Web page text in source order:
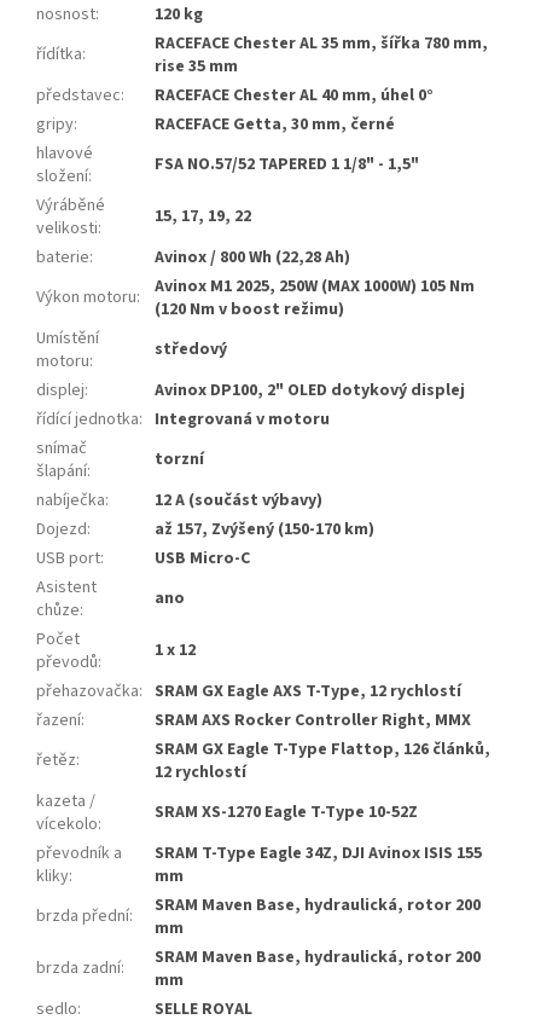
nosnost:
120 kg
řídítka:
RACEFACE Chester AL 35 mm, šířka 780 mm,
rise 35 mm
představec:
RACEFACE Chester AL 40 mm, úhel 0°
gripy:
RACEFACE Getta, 30 mm, černé
hlavové
složení:
FSA NO.57/52 TAPERED 1 1/8" - 1,5"
Výráběné
velikosti:
15, 17, 19, 22
baterie:
Avinox / 800 Wh (22,28 Ah)
Výkon motoru:
Avinox M1 2025, 250W (MAX 1000W) 105 Nm
(120 Nm v boost režimu)
Umístění
motoru:
středový
displej:
Avinox DP100, 2" OLED dotykový displej
řídící jednotka: Integrovaná v motoru
snímač
šlapání:
torzní
nabíječka:
12 A (součást výbavy)
Dojezd:
až 157, Zvýšený (150-170 km)
USB port:
USB Micro-C
Asistent
chůze:
ano
Počet
převodů:
1 x 12
přehazovačka: SRAM GX Eagle AXS T-Type, 12 rychlostí
řazení:
SRAM AXS Rocker Controller Right, MMX
řetěz:
SRAM GX Eagle T-Type Flattop, 126 článků,
12 rychlostí
kazeta /
vícekolo:
SRAM XS-1270 Eagle T-Type 10-52Z
převodník a
kliky:
SRAM T-Type Eagle 34Z, DJI Avinox ISIS 155
mm
brzda přední:
SRAM Maven Base, hydraulická, rotor 200
mm
brzda zadní:
SRAM Maven Base, hydraulická, rotor 200
mm
sedlo:
SELLE ROYAL